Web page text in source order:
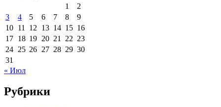
1
2
3
4 5 6 7 8
9
10 11 12 13 14 15 16
17 18 19 20 21 22 23
24 25 26 27 28 29 30
31
« Июл
Рубрики